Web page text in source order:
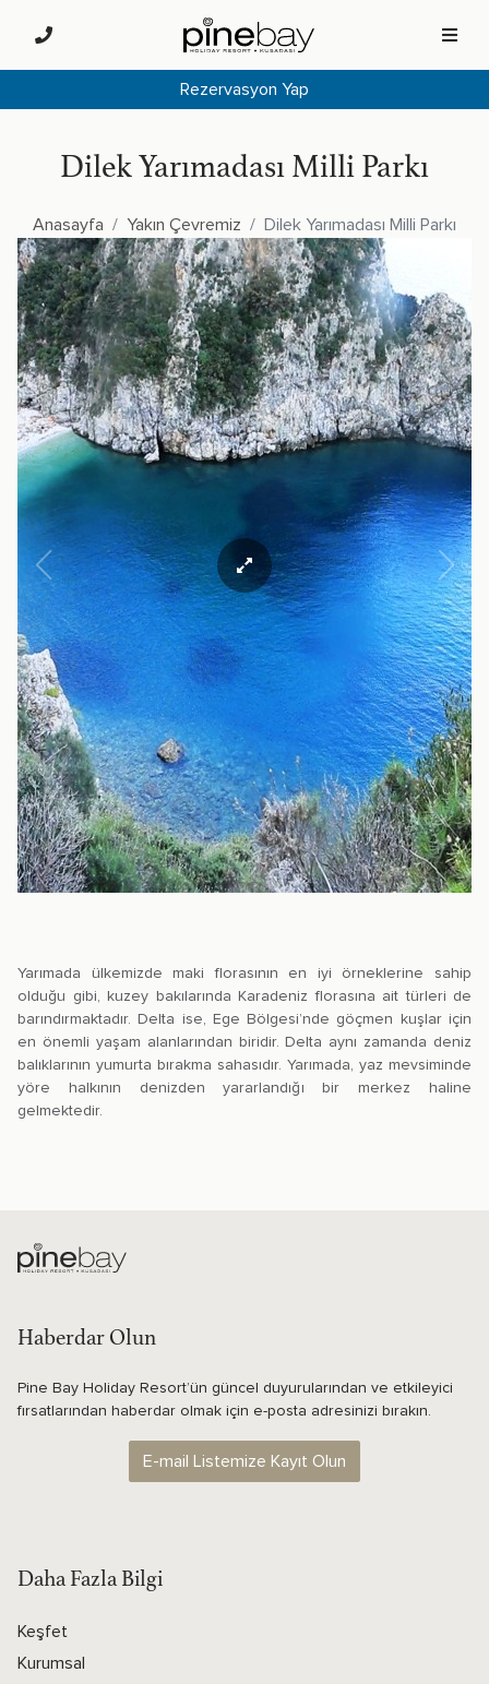
Rezervasyon Yap
Dilek Yarımadası Milli Parkı
Anasayfa Yakın Çevremiz Dilek Yarımadası Milli Parkı
Yarımada ülkemizde maki florasının en iyi örneklerine sahip
olduğu gibi, kuzey bakılarında Karadeniz florasına ait türleri de
barındırmaktadır. Delta ise, Ege Bölgesi’nde göçmen kuşlar için
en önemli yaşam alanlarından biridir. Delta aynı zamanda deniz
balıklarının yumurta bırakma sahasıdır. Yarımada, yaz mevsiminde
yöre halkının denizden yararlandığı bir merkez haline
gelmektedir.
Haberdar Olun
Pine Bay Holiday Resort’ün güncel duyurularından ve etkileyici
fırsatlarından haberdar olmak için e-posta adresinizi bırakın.
E-mail Listemize Kayıt Olun
Daha Fazla Bilgi
Keşfet
Kurumsal